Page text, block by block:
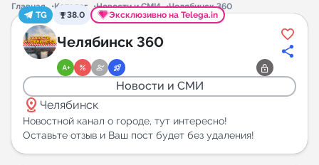
Каталог каналов
Каталог ботов
Горящие предложения
Индекс читаемости каналов в Telegram
New
Главная Каталог Новости и СМИ
Челябинск 360
TG
38.0 Эксклюзивно на Telega.in
Челябинск 360
Новости и СМИ
distance Челябинск
Новостной канал о городе, тут интересно!
Оставьте отзыв и Ваш пост будет без удаления!